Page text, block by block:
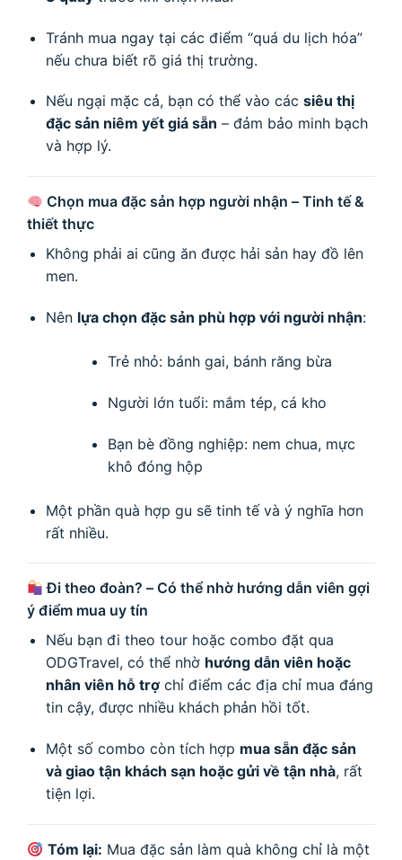
Tránh mua ngay tại các điểm “quá du lịch hóa”
nếu chưa biết rõ giá thị trường.
Nếu ngại mặc cả, bạn có thể vào các siêu thị
đặc sản niêm yết giá sẵn – đảm bảo minh bạch
và hợp lý.
Chọn mua đặc sản hợp người nhận – Tinh tế &
thiết thực
Không phải ai cũng ăn được hải sản hay đồ lên
men.
Nên lựa chọn đặc sản phù hợp với người nhận:
Trẻ nhỏ: bánh gai, bánh răng bừa
Người lớn tuổi: mắm tép, cá kho
Bạn bè đồng nghiệp: nem chua, mực
khô đóng hộp
Một phần quà hợp gu sẽ tinh tế và ý nghĩa hơn
rất nhiều.
Đi theo đoàn? – Có thể nhờ hướng dẫn viên gợi
ý điểm mua uy tín
Nếu bạn đi theo tour hoặc combo đặt qua
ODGTravel, có thể nhờ hướng dẫn viên hoặc
nhân viên hỗ trợchỉ điểm các địa chỉ mua đáng
tin cậy, được nhiều khách phản hồi tốt.
Một số combo còn tích hợp mua sẵn đặc sản
và giao tận khách sạn hoặc gửi về tận nhà, rất
tiện lợi.
Tóm lại: Mua đặc sản làm quà không chỉ là một